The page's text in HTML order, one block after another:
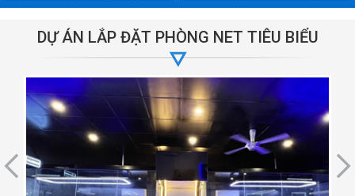
văn phòng uy tín chuyên
Nội
net có thiết kế không gian hiện
ưu đãi.
DỰ ÁN LẮP ĐẶT PHÒNG NET TIÊU BIỂU